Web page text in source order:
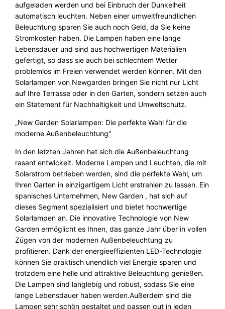
aufgeladen werden und bei Einbruch der Dunkelheit
automatisch leuchten. Neben einer umweltfreundlichen
Beleuchtung sparen Sie auch noch Geld, da Sie keine
Stromkosten haben. Die Lampen haben eine lange
Lebensdauer und sind aus hochwertigen Materialien
gefertigt, so dass sie auch bei schlechtem Wetter
problemlos im Freien verwendet werden können. Mit den
Solarlampen von Newgarden bringen Sie nicht nur Licht
auf Ihre Terrasse oder in den Garten, sondern setzen auch
ein Statement für Nachhaltigkeit und Umweltschutz.
„New Garden Solarlampen: Die perfekte Wahl für die
moderne Außenbeleuchtung“
In den letzten Jahren hat sich die Außenbeleuchtung
rasant entwickelt. Moderne Lampen und Leuchten, die mit
Solarstrom betrieben werden, sind die perfekte Wahl, um
Ihren Garten in einzigartigem Licht erstrahlen zu lassen. Ein
spanisches Unternehmen, New Garden , hat sich auf
dieses Segment spezialisiert und bietet hochwertige
Solarlampen an. Die innovative Technologie von New
Garden ermöglicht es Ihnen, das ganze Jahr über in vollen
Zügen von der modernen Außenbeleuchtung zu
profitieren. Dank der energieeffizienten LED-Technologie
können Sie praktisch unendlich viel Energie sparen und
trotzdem eine helle und attraktive Beleuchtung genießen.
Die Lampen sind langlebig und robust, sodass Sie eine
lange Lebensdauer haben werden.Außerdem sind die
Lampen sehr schön gestaltet und passen gut in jeden